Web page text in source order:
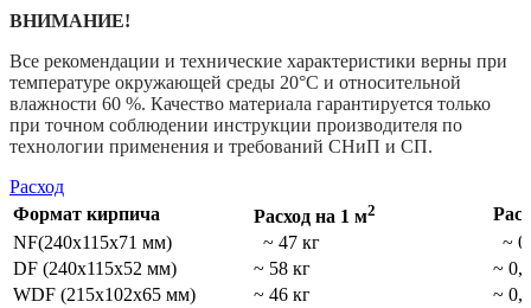
ВНИМАНИЕ!
Все рекомендации и технические характеристики верны при
температуре окружающей среды 20°С и относительной
влажности 60 %. Качество материала гарантируется только
при точном соблюдении инструкции производителя по
технологии применения и требований СНиП и СП.
Расход
Формат кирпича
Расход на 1 м2
NF(240х115х71 мм)
~ 47 кг
~
DF (240х115х52 мм)
~ 58 кг
~
WDF (215х102х65 мм)
~ 46 кг
~